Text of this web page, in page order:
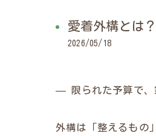
愛着外構とは？
2026/05/18
— 限られた予算で
外構は「整えるもの